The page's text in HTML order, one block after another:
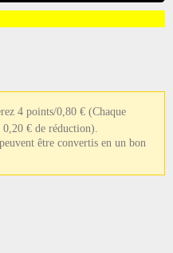
4 points/0,80 € (Chaque
€ de réduction).
être convertis en un bon